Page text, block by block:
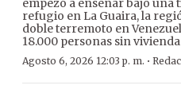
empezó a enseñar bajo una
refugio en La Guaira, la
doble terremoto en
18.000 personas sin
Agosto 6, 2026 12:03 p. m. ·